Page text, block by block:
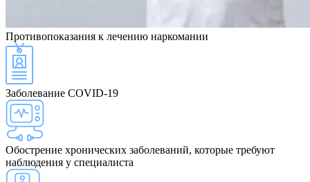
Противопоказания к лечению наркомании
Заболевание COVID-19
Обострение хронических заболеваний, которые требуют
наблюдения у специалиста